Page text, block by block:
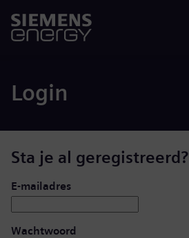
Login
Sta je al geregistreerd?
Inloggen: gebruiker en wachtwoord
E-mailadres
Wachtwoord